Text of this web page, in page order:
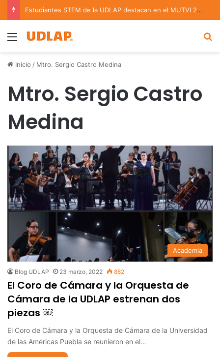
Estudiantes STEM de la UDLAP destacan en el MUTVI 2026
Menu
Inicio / Mtro. Sergio Castro Medina
Mtro. Sergio Castro
Medina
Academia
Blog UDLAP 23 marzo, 2022 882
El Coro de Cámara y la Orquesta de
Cámara de la UDLAP estrenan dos
piezas ￼
El Coro de Cámara y la Orquesta de Cámara de la Universidad
de las Américas Puebla se reunieron en el…